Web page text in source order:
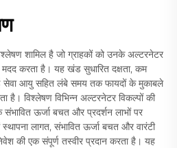
शामिल है जो ग्राहकों को उनके अल्टरनेटर
करता है। यह खंड सुधारित दक्षता, कम
आयु सहित लंबे समय तक फायदों के मुकाबले
है। विश्लेषण विभिन्न अल्टरनेटर विकल्पों की
ऊर्जा बचत और प्रदर्शन लाभों पर
लागत, संभावित ऊर्जा बचत और वारंटी
की एक संपूर्ण तस्वीर प्रदान करता है। यह